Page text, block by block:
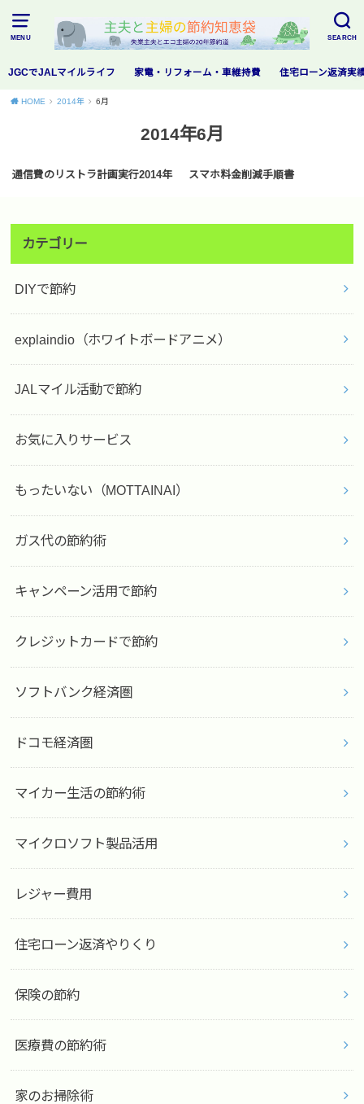
MENU SEARCH
JGCでJALマイルライフ 家電・リフォーム・車維持費 住宅ローン返済実
HOME 2014年 6月
2014年6月
通信費の節約・時代はスマホ
通信費のリストラ計画実行2014年 通信費の節約・時代はスマホ
スマホ料金削減手順書
カテゴリー
DIYで節約
explaindio（ホワイトボードアニメ）
JALマイル活動で節約
お気に入りサービス
もったいない（MOTTAINAI）
ガス代の節約術
キャンペーン活用で節約
クレジットカードで節約
ソフトバンク経済圏
ドコモ経済圏
マイカー生活の節約術
マイクロソフト製品活用
レジャー費用
住宅ローン返済やりくり
保険の節約
医療費の節約術
家のお掃除術